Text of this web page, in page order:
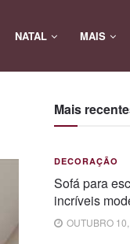
NATAL MAIS
Mais
DECORAÇÃO
Sofá para
incríveis
OUTUBRO